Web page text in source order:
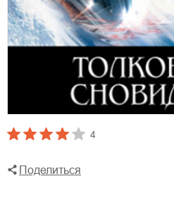
4
Поделиться